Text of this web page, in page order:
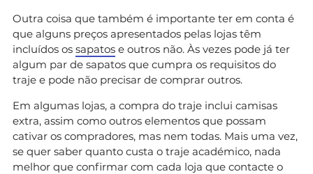
Outra coisa que também é importante ter em conta é
que alguns preços apresentados pelas lojas têm
incluídos os sapatos e outros não. Às vezes pode já ter
algum par de sapatos que cumpra os requisitos do
traje e pode não precisar de comprar outros.
Em algumas lojas, a compra do traje inclui camisas
extra, assim como outros elementos que possam
cativar os compradores, mas nem todas. Mais uma vez,
se quer saber quanto custa o traje académico, nada
melhor que confirmar com cada loja que contacte o